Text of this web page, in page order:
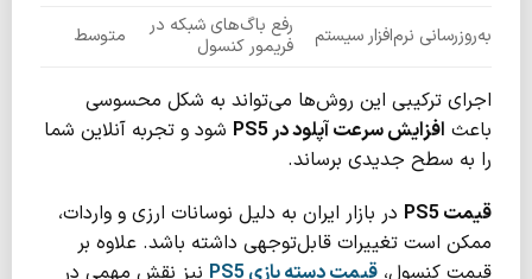
به‌روزرسانی نرم‌افزار سیستم
رفع باگ‌های شبکه در
فریمور کنسول
متوسط
اجرای ترکیبی این روش‌ها می‌تواند به شکل محسوسی
باعث افزایش سرعت آپلود در PS5
شود و تجربه آنلاین شما
را به سطح جدیدی برساند.
قیمت
در بازار ایران به دلیل نوسانات ارزی و واردات،
ممکن است تغییرات قابل‌توجهی داشته باشد. علاوه بر